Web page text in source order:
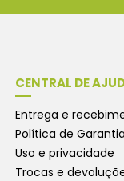
CENTRAL DE
Entrega e
Política de Garantia
Uso e privacidade
Trocas e